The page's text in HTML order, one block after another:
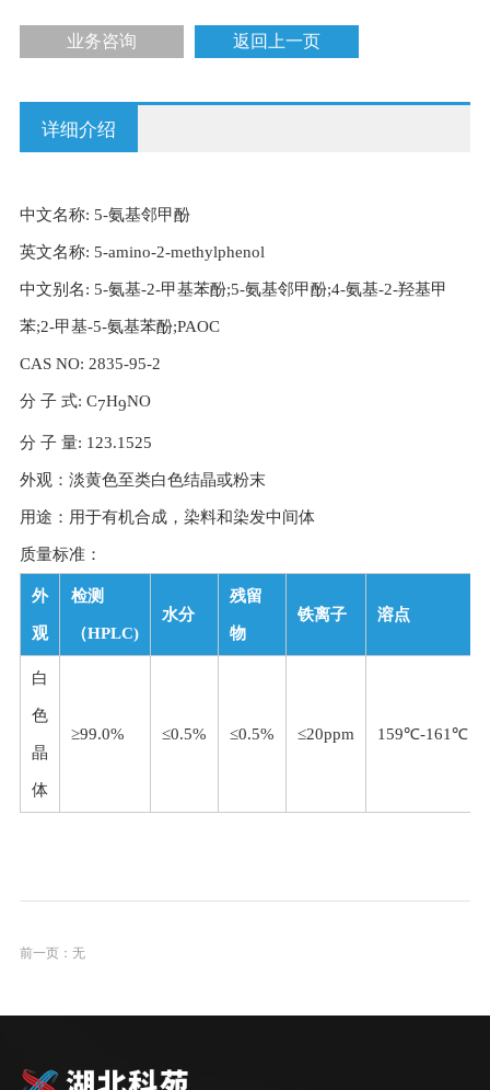
业务咨询 返回上一页
详细介绍
中文名称: 5-氨基邻甲酚
英文名称: 5-amino-2-methylphenol
中文别名: 5-氨基-2-甲基苯酚;5-氨基邻甲酚;4-氨基-2-羟基甲
苯;2-甲基-5-氨基苯酚;PAOC
CAS NO: 2835-95-2
分 子 式: C7H9NO
分 子 量: 123.1525
外观：淡黄色至类白色结晶或粉末
用途：用于有机合成，染料和染发中间体
质量标准：
外
观
检测
（HPLC)
水分
残留
物
铁离子 溶点
白
色
晶
体
≥99.0% ≤0.5% ≤0.5% ≤20ppm 159℃-161℃
前一页：无